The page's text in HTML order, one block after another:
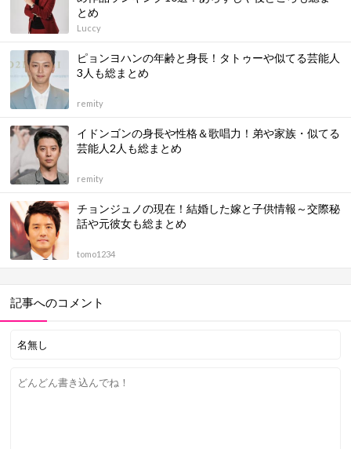
とめ
Luccy
ピョンヨハンの年齢と身長！タトゥーや似てる芸能人
3人も総まとめ
remity
イドンゴンの身長や性格＆歌唱力！弟や家族・似てる
芸能人2人も総まとめ
remity
チョンジュノの現在！結婚した嫁と子供情報～交際秘
話や元彼女も総まとめ
tomo1234
記事へのコメント